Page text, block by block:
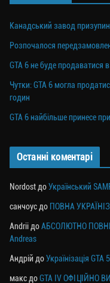
Канадський завод
Розпочалося
GTA 6 не буде продаватися в
Чутки: GTA 6 могла
годин
GTA 6 найбільше принесе
Останні коментарі
NordostдоУкраїнський
санчоусдо ПОВНА
AndriiдоАБСОЛЮТНО ПОВНИЙ
Andreas
Андрій доУкраїнізація
максдоGTA IV ОФІЦІЙНО